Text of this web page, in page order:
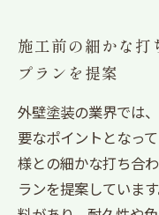
施工前の細かな打
プランを提案
外壁塗装の業界では
要なポイントとなっ
様との細かな打ち合
ランを提案していま